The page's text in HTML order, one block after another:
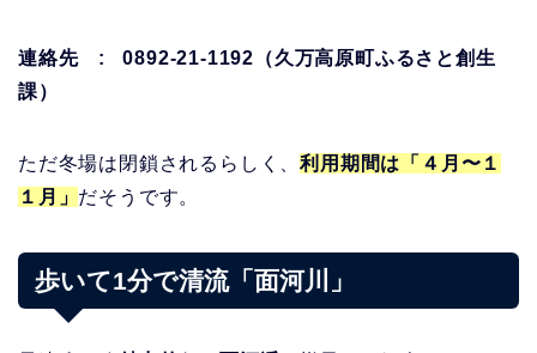
連絡先 : 0892-21-1192（久万高原町ふるさと創生
課）
ただ冬場は閉鎖されるらしく、利用期間は「４月〜１
１月」 だそうです。
歩いて1分で清流「面河川」